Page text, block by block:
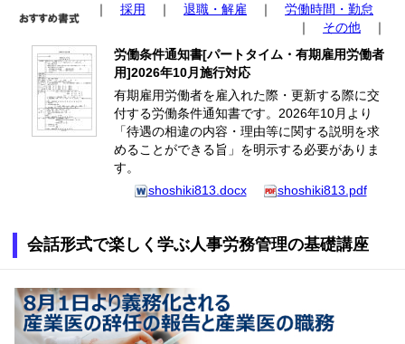
｜ 採用 ｜ 退職・解雇 ｜ 労働時間・勤怠
｜ その他 ｜
労働条件通知書[パートタイム・有期雇用労働者
用]2026年10月施行対応
有期雇用労働者を雇入れた際・更新する際に交
付する労働条件通知書です。2026年10月より
「待遇の相違の内容・理由等に関する説明を求
めることができる旨」を明示する必要がありま
す。
shoshiki813.docx
shoshiki813.pdf
会話形式で楽しく学ぶ人事労務管理の基礎講座